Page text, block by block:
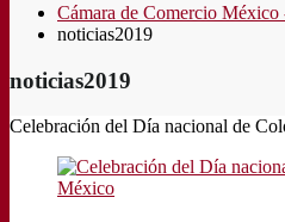
Cámara de Comercio México
noticias2019
noticias2019
Celebración del Día nacional de